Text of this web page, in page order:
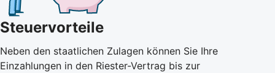
Steuervorteile
Neben den staatlichen Zulagen können Sie Ihre
Einzahlungen in den Riester-Vertrag bis zur